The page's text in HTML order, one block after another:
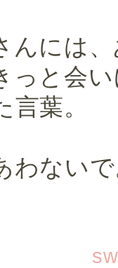
んには
っと会
葉。
わない